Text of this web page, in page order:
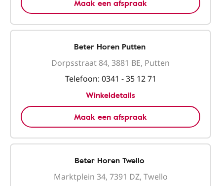
Maak een afspraak
Beter Horen Putten
Dorpsstraat 84, 3881 BE, Putten
Telefoon: 0341 - 35 12 71
Winkeldetails
Maak een afspraak
Beter Horen Twello
Marktplein 34, 7391 DZ, Twello